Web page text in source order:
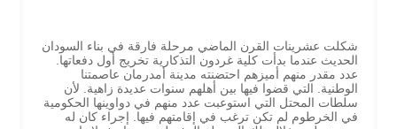
شكلت عشرينات القرن الماضي مرحلة فارقة في بناء السودان
الحديث عندما بدأت كلية غردون التذكارية تخريج أول دفعاتها.
عدد مقدر منهم أميزهم احتضنته مدينة أمدرمان عاصمتنا
الوطنية. التي قضوا فيها بين أهلهم سنوات عديدة زاهية. لأن
سلطات المحتل التي استوعبت عدد منهم في دواوينها الحكومية
في الخرطوم لم تكن ترغب في إقامتهم فيها. إجراء كان له